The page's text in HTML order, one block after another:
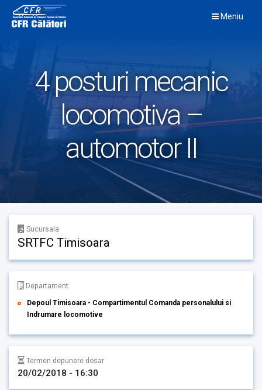
content
Meniu
4 posturi mecanic
locomotiva –
automotor II
Sucursala
SRTFC Timisoara
Departament
Depoul Timisoara - Compartimentul Comanda personalului si
Indrumare locomotive
Termen depunere dosar
20/02/2018 - 16:30